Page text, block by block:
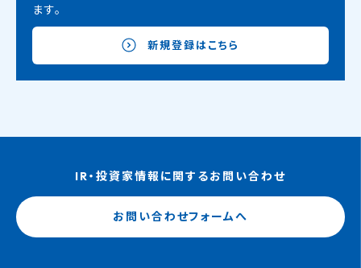
ます。
新規登録はこちら
IR・投資家情報に関するお問い合わせ
お問い合わせフォームへ